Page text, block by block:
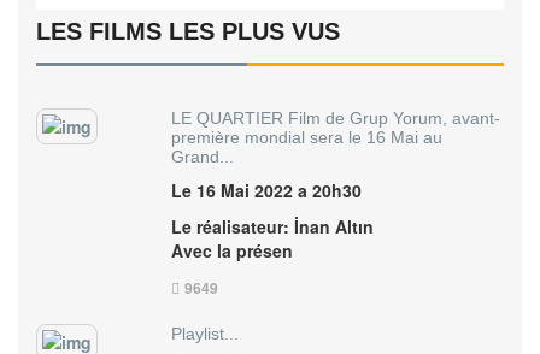
LES FILMS LES PLUS VUS
LE QUARTIER Film de Grup Yorum, avant-
première mondial sera le 16 Mai au
Grand...
Le 16 Mai 2022 a 20h30
Le réalisateur: İnan Altın
Avec la présen
9649
Playlist...